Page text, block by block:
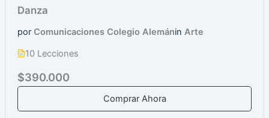
Danza
por Comunicaciones Colegio Alemánin Arte
10 Lecciones
$390.000
Comprar Ahora